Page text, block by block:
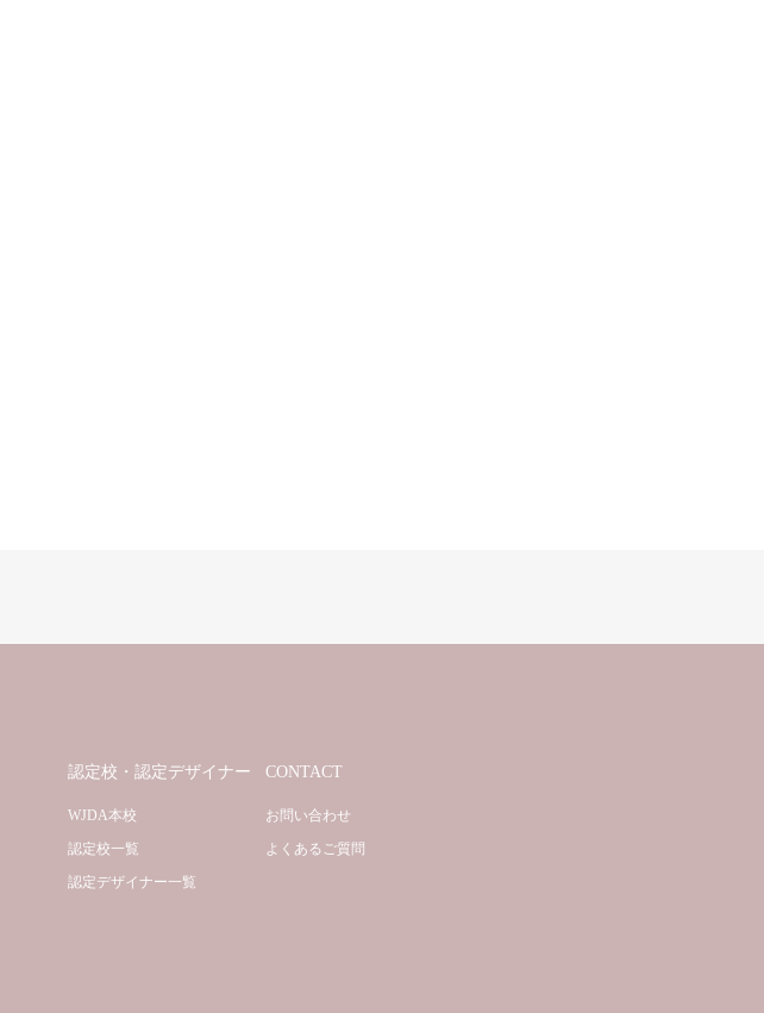
認定校・認定デザイナー
WJDA本校
認定校一覧
認定デザイナー一覧
CONTACT
お問い合わせ
よくあるご質問